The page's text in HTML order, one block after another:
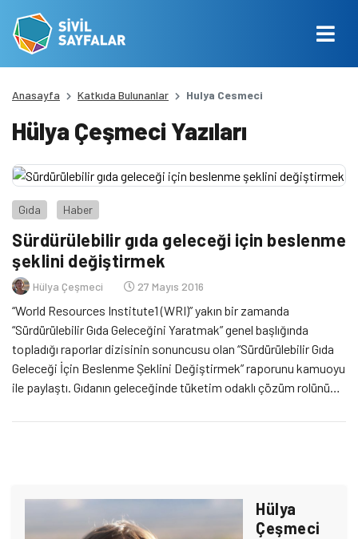
Anasayfa Katkıda Bulunanlar Hulya Cesmeci
Hülya Çeşmeci Yazıları
Gıda Haber
Sürdürülebilir gıda geleceği için beslenme
şeklini değiştirmek
Hülya Çeşmeci 27 Mayıs 2016
“World Resources Institute1 (WRI)” yakın bir zamanda
“Sürdürülebilir Gıda Geleceğini Yaratmak” genel başlığında
topladığı raporlar dizisinin sonuncusu olan “Sürdürülebilir Gıda
Geleceği İçin Beslenme Şeklini Değiştirmek” raporunu kamuoyu
ile paylaştı. Gıdanın geleceğinde tüketim odaklı çözüm rolünü
küçük değişimlerin tarımsal kaynak kullanımı ve çevresel
Hülya
Çeşmeci